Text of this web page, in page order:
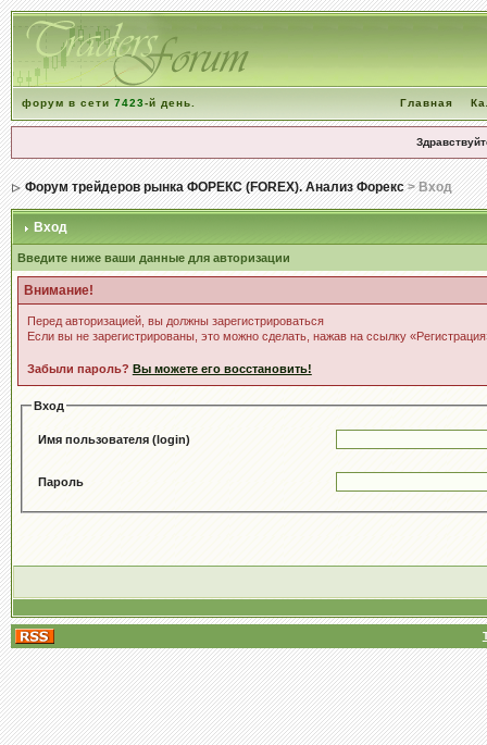
форум в сети 7423-й день. Главная
Форум трейдеров рынка ФОРЕКС (FOREX). Анализ Форекс> Вход
Вход
Введите ниже ваши данные для авторизации
Внимание!
Перед авторизацией, вы должны зарегистрироваться
Если вы не зарегистрированы, это можно сделать, нажав на ссылку
Забыли пароль? Вы можете его восстановить!
Вход
Имя пользователя (login)
Пароль